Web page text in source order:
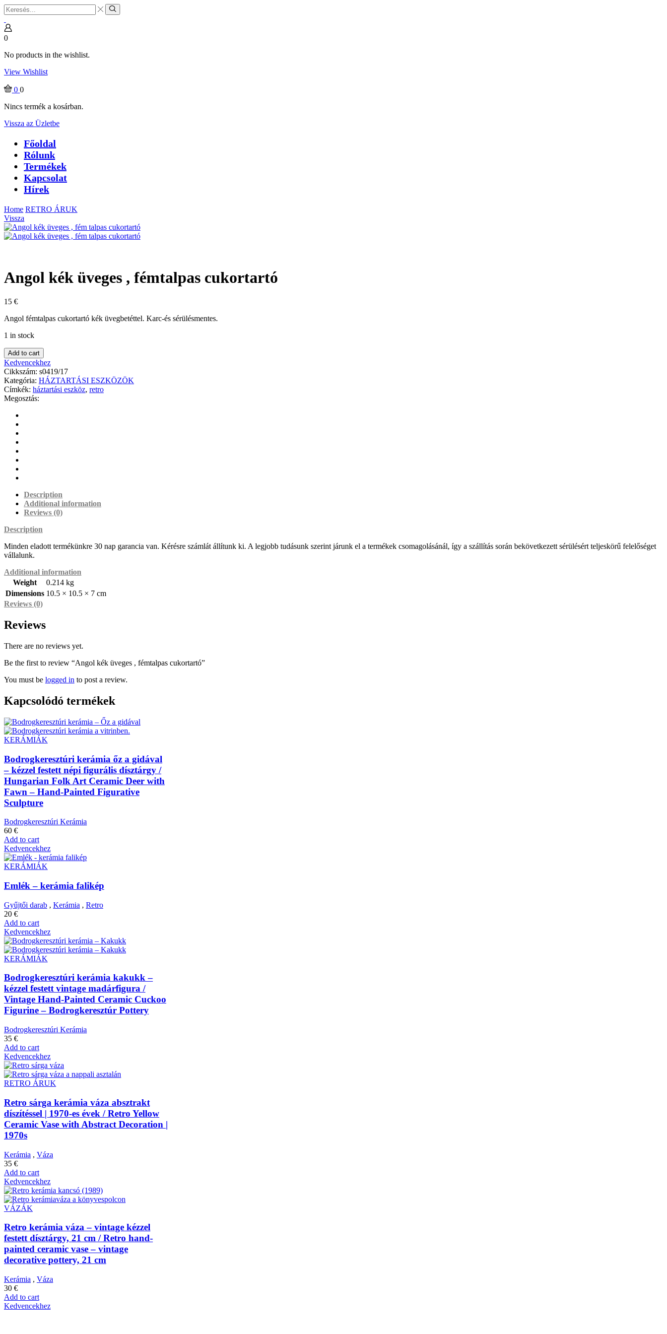
Search
input
Search
0
No products in the wishlist.
View Wishlist
0 0
Nincs termék a kosárban.
Vissza az Üzletbe
Főoldal
Rólunk
Termékek
Kapcsolat
Hírek
Home RETRO ÁRUK
Vissza
Angol kék üveges , fémtalpas cukortartó
15 €
Angol fémtalpas cukortartó kék üvegbetéttel. Karc-és sérülésmentes.
1 in stock
Add to cart
Kedvencekhez
Cikkszám: s0419/17
Kategória: HÁZTARTÁSI ESZKÖZÖK
Címkék: háztartási eszköz, retro
Megosztás:
Description
Additional information
Reviews (0)
Description
Minden eladott termékünkre 30 nap garancia van. Kérésre számlát állítunk ki. A legjobb tudásunk szerint járunk el a termékek csomagolásánál, így a szállítás során bekövetkezett sérülésért teljeskörű felelőséget
vállalunk.
Additional information
Weight
0.214 kg
Dimensions 10.5 × 10.5 × 7 cm
Reviews (0)
Reviews
There are no reviews yet.
Be the first to review “Angol kék üveges , fémtalpas cukortartó”
You must be logged in to post a review.
Kapcsolódó termékek
KERÁMIÁK
Bodrogkeresztúri kerámia őz a gidával
– kézzel festett népi figurális dísztárgy /
Hungarian Folk Art Ceramic Deer with
Fawn – Hand-Painted Figurative
Sculpture
Bodrogkeresztúri Kerámia
60 €
Add to cart
Kedvencekhez
KERÁMIÁK
Emlék – kerámia falikép
Gyűjtői darab , Kerámia , Retro
20 €
Add to cart
Kedvencekhez
KERÁMIÁK
Bodrogkeresztúri kerámia kakukk –
kézzel festett vintage madárfigura /
Vintage Hand-Painted Ceramic Cuckoo
Figurine – Bodrogkeresztúr Pottery
Bodrogkeresztúri Kerámia
35 €
Add to cart
Kedvencekhez
RETRO ÁRUK
Retro sárga kerámia váza absztrakt
díszítéssel | 1970-es évek / Retro Yellow
Ceramic Vase with Abstract Decoration |
1970s
Kerámia , Váza
35 €
Add to cart
Kedvencekhez
VÁZÁK
Retro kerámia váza – vintage kézzel
festett dísztárgy, 21 cm / Retro hand-
painted ceramic vase – vintage
decorative pottery, 21 cm
Kerámia , Váza
30 €
Add to cart
Kedvencekhez